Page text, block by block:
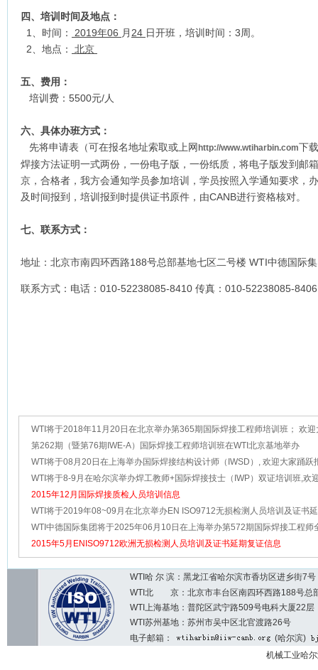
四、培训时间及地点：
1、时间：
2019年06 月 24 日开班，培训时间：3周。
2、地点：
北京
五、费用：
培训费：5500元/人
六、具体办班方式：
先将申请表（可在报名地址索取或上网 http://www.wtiharbin.com下
焊接方法证明一式两份，一份电子版，一份纸质，将电子版发到邮
京，合格者，我方会通知学员参加培训，学员按照入学通知要求，
及时间报到，培训报到时提供证书原件，由CANB进行资格核对。
七、联系方式：
地址：北京市南四环西路188号总部基地七区二号楼 WTI中德国际
联系方式：电话：010-52238085-8410 传真：010-52238085-
WTI将于2018年11月20日在北京举办第365期国际焊接工程师培训班； 欢迎
报名
第262期（暨第76期IWE-A）国际焊接工程师培训班在WTI北京基地举办
WTI将于08月20日在上海举办国际焊接结构设计师（IWSD）, 欢迎大家踊跃
WTI将于8-9月在哈尔滨举办焊工教师+国际焊接技士（IWP）双证培训班,欢
跃报名!
2015年12月国际焊接质检人员培训信息
WTI将于2019年08~09月在北京举办EN ISO9712无损检测人员培训及证书
WTI中德国际集团将于2025年06月10日在上海举办第572期国际焊接工程师
训班， 欢迎大家踊跃报名！
2015年5月ENISO9712欧洲无损检测人员培训及证书延期复证信息
WTI哈 尔 滨：黑龙江省哈尔滨市香坊区进乡街
WTI北 京：北京市丰台区南四环西路188号总
WTI上海基地：普陀区武宁路509号电科大厦22层
WTI苏州基地：苏州市吴中区北官渡路26号
电子邮箱：
(哈尔滨)
机械工业哈